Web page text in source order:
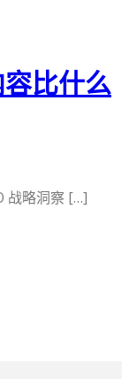
比什么
战略洞察 […]